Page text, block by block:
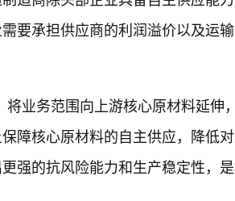
要承担供应商的利润溢价以及运
将业务范围向上游核心原材料延
障核心原材料的自主供应，降低
强的抗风险能力和生产稳定性，